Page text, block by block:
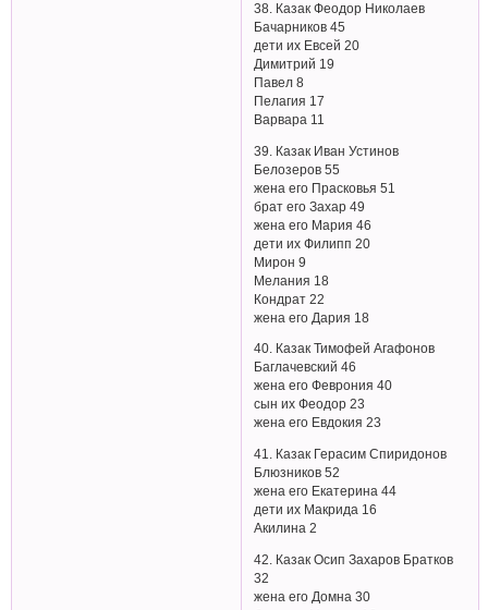
38. Казак Феодор Николаев
Бачарников 45
дети их Евсей 20
Димитрий 19
Павел 8
Пелагия 17
Варвара 11
39. Казак Иван Устинов
Белозеров 55
жена его Прасковья 51
брат его Захар 49
жена его Мария 46
дети их Филипп 20
Мирон 9
Мелания 18
Кондрат 22
жена его Дария 18
40. Казак Тимофей Агафонов
Баглачевский 46
жена его Феврония 40
сын их Феодор 23
жена его Евдокия 23
41. Казак Герасим Спиридонов
Блюзников 52
жена его Екатерина 44
дети их Макрида 16
Акилина 2
42. Казак Осип Захаров Братков
32
жена его Домна 30